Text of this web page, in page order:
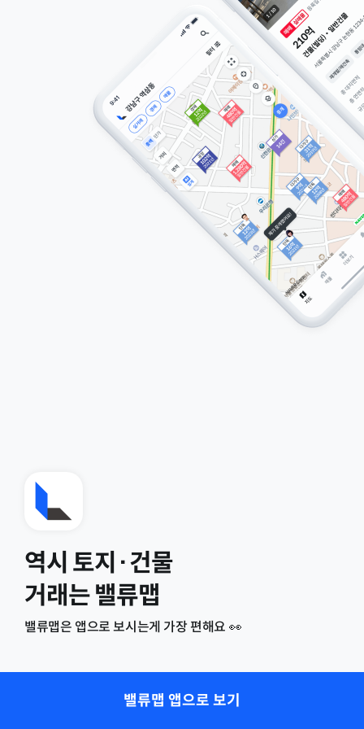
역시 토지·건물
거래는 밸류맵
밸류맵은 앱으로 보시는게 가장 편해요 👀
밸류맵 앱으로 보기